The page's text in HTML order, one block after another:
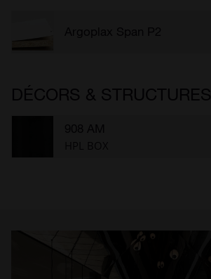
DÉCORS & STRUCTURES